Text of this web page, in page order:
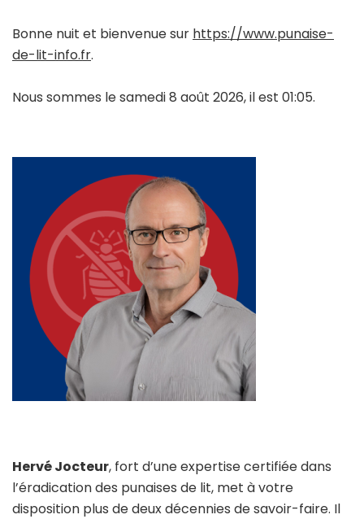
Bonne nuit et bienvenue sur https://www.punaise-
de-lit-info.fr.
Nous sommes le samedi 8 août 2026, il est 01:05.
Hervé Jocteur, fort d’une expertise certifiée dans
l’éradication des punaises de lit, met à votre
disposition plus de deux décennies de savoir-faire. Il